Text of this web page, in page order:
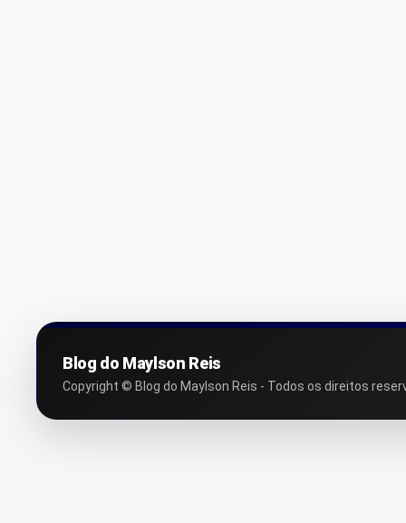
Blog do Maylson Reis
Copyright © Blog do Maylson Reis - Todos os direitos